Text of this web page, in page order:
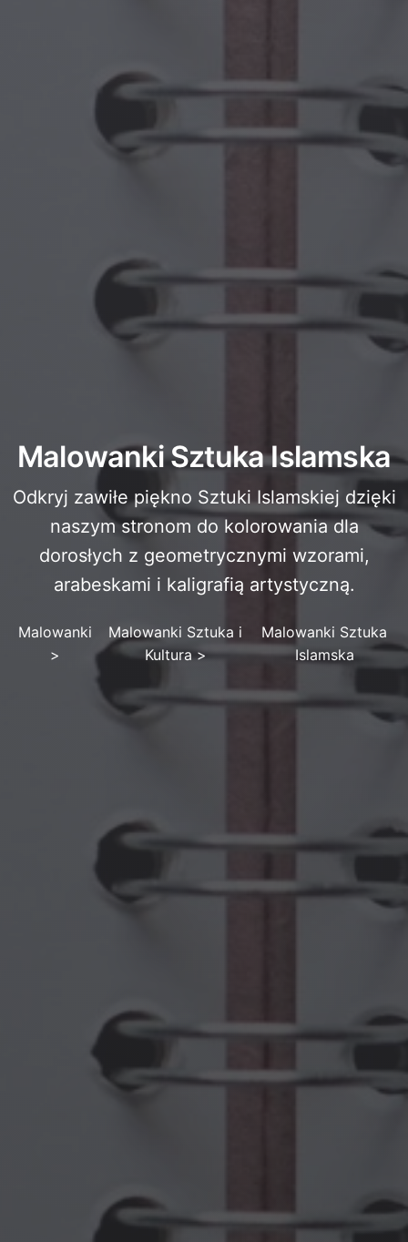
Malowanki Sztuka Islamska
Odkryj zawiłe piękno Sztuki Islamskiej dzięki
naszym stronom do kolorowania dla
dorosłych z geometrycznymi wzorami,
arabeskami i kaligrafią artystyczną.
Malowanki
>
Malowanki Sztuka i
Kultura>
Malowanki Sztuka
Islamska